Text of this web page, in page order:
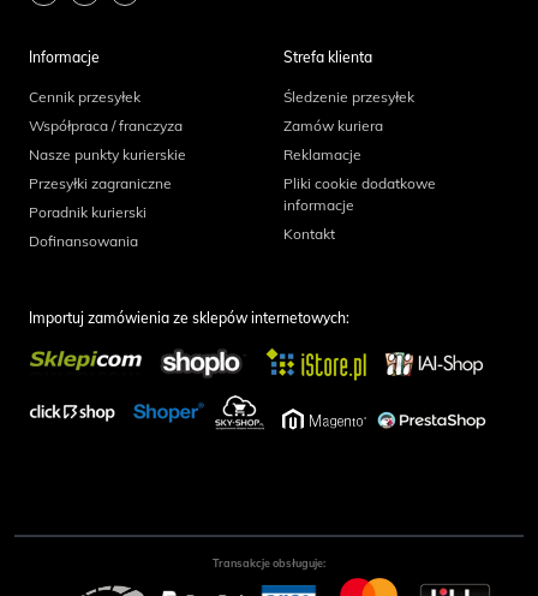
Informacje
Cennik przesyłek
Współpraca / franczyza
Nasze punkty kurierskie
Przesyłki zagraniczne
Poradnik kurierski
Dofinansowania
Strefa klienta
Śledzenie przesyłek
Zamów kuriera
Reklamacje
Pliki cookie dodatkowe
informacje
Kontakt
Importuj zamówienia ze sklepów internetowych:
Transakcje obsługuje: